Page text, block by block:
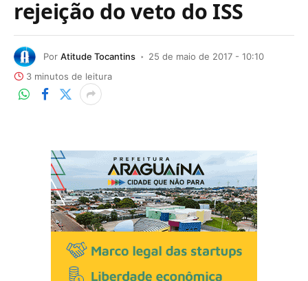
rejeição do veto do ISS
Por Atitude Tocantins
25 de maio de 2017 - 10:10
3 minutos de leitura